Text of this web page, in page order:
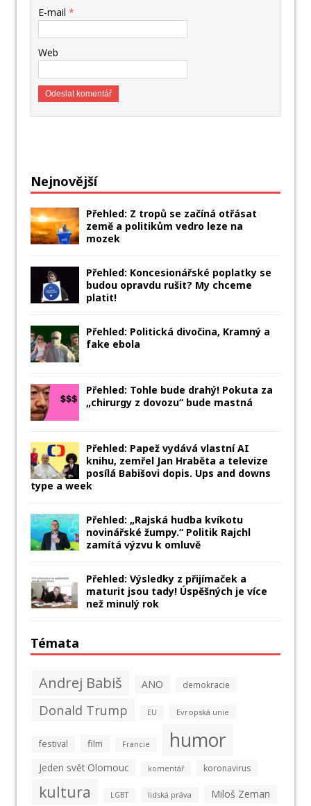
E-mail *
Web
Nejnovější
Přehled: Z tropů se začíná otřásat
země a politikům vedro leze na
mozek
Přehled: Koncesionářské poplatky se
budou opravdu rušit? My chceme
platit!
Přehled: Politická divočina, Kramný a
fake ebola
Přehled: Tohle bude drahý! Pokuta za
„chirurgy z dovozu“ bude mastná
Přehled: Papež vydává vlastní AI
knihu, zemřel Jan Hraběta a televize
posílá Babišovi dopis. Ups and downs
type a week
Přehled: „Rajská hudba kvíkotu
novinářské žumpy.“ Politik Rajchl
zamítá výzvu k omluvě
Přehled: Výsledky z přijímaček a
maturit jsou tady! Úspěšných je více
než minulý rok
Témata
Andrej Babiš ANO demokracie
Donald Trump EU Evropská unie
festival film Francie humor
Jeden svět Olomouc komentář koronavirus
kultura LGBT lidská práva Miloš Zeman